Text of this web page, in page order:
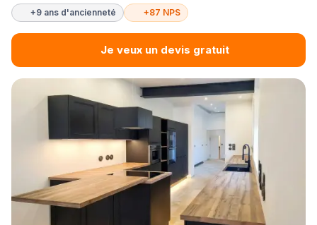
+9 ans d'ancienneté +87 NPS
Je veux un devis gratuit